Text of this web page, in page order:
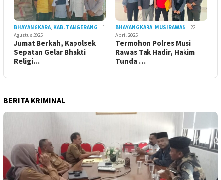
BHAYANGKARA KAB. TANGERANG
1
Agustus 2025
Jumat Berkah, Kapolsek
Sepatan Gelar Bhakti
Religi…
BHAYANGKARA MUSIRAWAS
22
April 2025
Termohon Polres Musi
Rawas Tak Hadir, Hakim
Tunda …
BERITA KRIMINAL